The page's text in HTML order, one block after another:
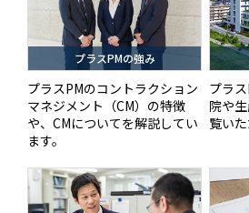
プラスPMの強み
プラスPMのコントラクション
マネジメント（CM）の特徴
や、CMについてを解説してい
ます。
プラ
院や
覧いた